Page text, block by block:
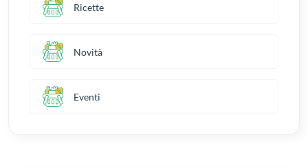
Ricette
Novità
Eventi